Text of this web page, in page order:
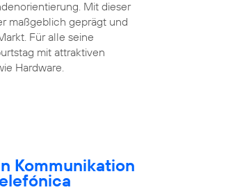
Mit dieser
maßgeblich geprägt und
Für alle seine
mit attraktiven
Hardware.
Kommunikation